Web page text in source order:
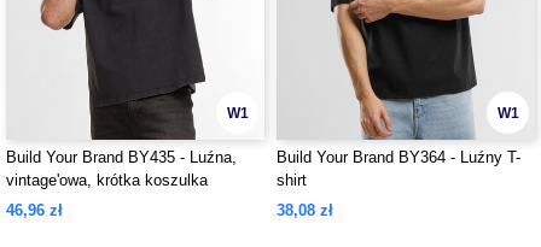
W1
Build Your Brand BY435 - Luźna,
vintage'owa, krótka koszulka
46,96 zł
W1
Build Your Brand BY364 - Luźny T-
shirt
38,08 zł